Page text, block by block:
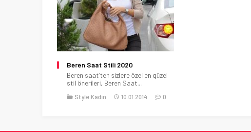
Beren Saat Stili 2020
Beren saat’ten sizlere özel en güzel
stil önerileri, Beren Saat...
Style Kadın 10.01.2014 0